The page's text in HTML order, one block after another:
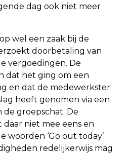
dag ook niet meer
wel een zaak bij de
doorbetaling van
vergoedingen. De
dat het ging om een
en dat de medewerkster
heeft genomen via een
groepschat. De
niet mee eens en
woorden ‘Go out today’
redelijkerwijs mag